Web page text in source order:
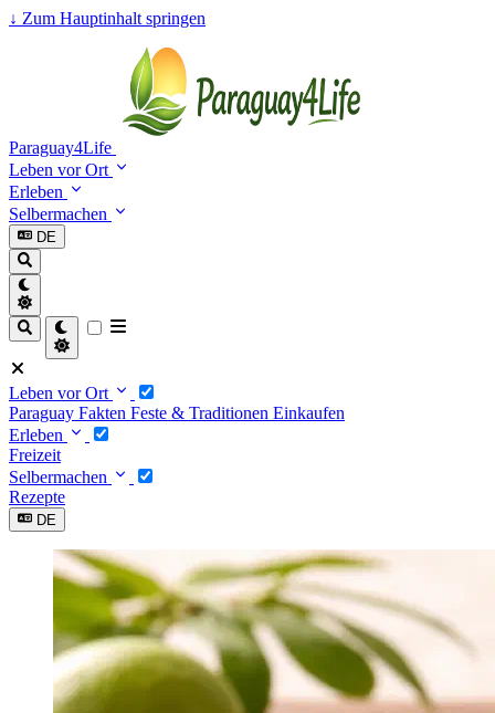
↓ Zum Hauptinhalt springen
Paraguay4Life
Leben vor Ort
Erleben
Selbermachen
DE
Leben vor Ort
Paraguay Fakten Feste & Traditionen Einkaufen
Erleben
Freizeit
Selbermachen
Rezepte
DE